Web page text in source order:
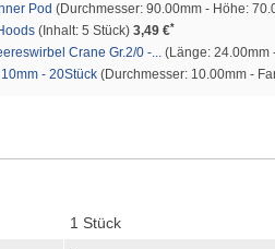
Pod (Durchmesser: 90.00mm - Höhe:
(Inhalt: 5 Stück) 3,49 €*
Crane Gr.2/0 -... (Länge: 24.00mm
- 20Stück (Durchmesser: 10.00mm -
1 Stück